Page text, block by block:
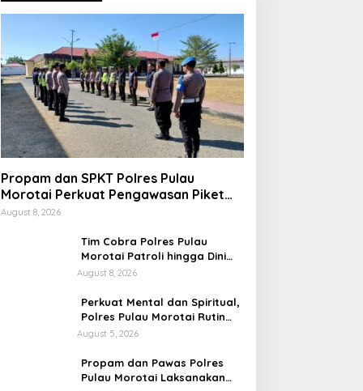
Propam dan SPKT Polres Pulau
Morotai Perkuat Pengawasan Piket
dan Pelayanan Masyarakat Selama
August 8, 2026
Tim Cobra Polres Pulau
Morotai Patroli hingga Dini
Hari, Cegah Miras dan
August 8, 2026
Perkuat Mental dan Spiritual,
Polres Pulau Morotai Rutin
Gelar Binrohtal untuk Bentuk
August 5, 2026
Propam dan Pawas Polres
Pulau Morotai Laksanakan